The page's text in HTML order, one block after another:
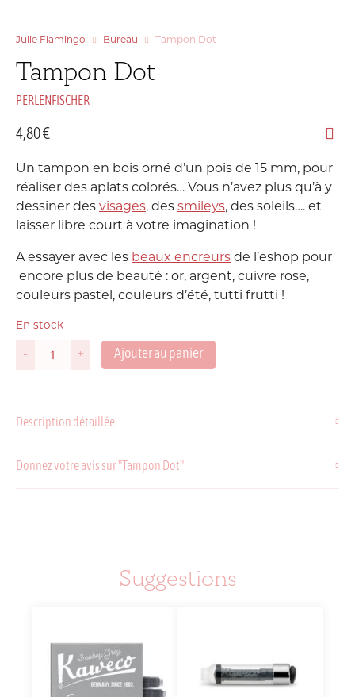
Julie Flamingo Bureau Tampon Dot
Tampon Dot
PERLENFISCHER
4,80€
Un tampon en bois orné d’un pois de 15 mm, pour
réaliser des aplats colorés… Vous n’avez plus qu’à y
dessiner des visages, des smileys, des soleils…. et
laisser libre court à votre imagination !
A essayer avec les beaux encreurs de l’eshop pour
encore plus de beauté : or, argent, cuivre rose,
couleurs pastel, couleurs d’été, tutti frutti !
En stock
-
quantité
+ Ajouter au panier
Description détaillée
Donnez votre avis sur "Tampon Dot"
Suggestions